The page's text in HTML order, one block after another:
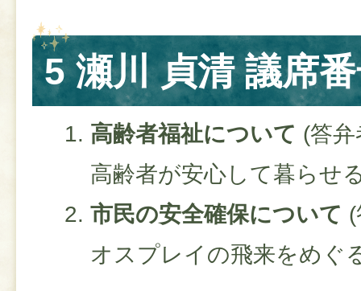
5 瀬川 貞清 議席
高齢者福祉について​ (答
高齢者が安心して暮らせ
市民の安全確保について​
オスプレイの飛来をめぐ